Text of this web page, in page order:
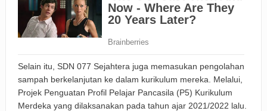
Selain itu, SDN 077 Sejahtera juga memasukan pengolahan
sampah berkelanjutan ke dalam kurikulum mereka. Melalui,
Projek Penguatan Profil Pelajar Pancasila (P5) Kurikulum
Merdeka yang dilaksanakan pada tahun ajar 2021/2022 lalu.